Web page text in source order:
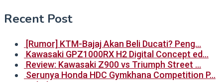
Recent Post
[Rumor] KTM-Bajaj Akan Beli Ducati? Peng…
Kawasaki GPZ1000RX H2 Digital Concept ed…
Review: Kawasaki Z900 vs Triumph Street …
Serunya Honda HDC Gymkhana Competition P…